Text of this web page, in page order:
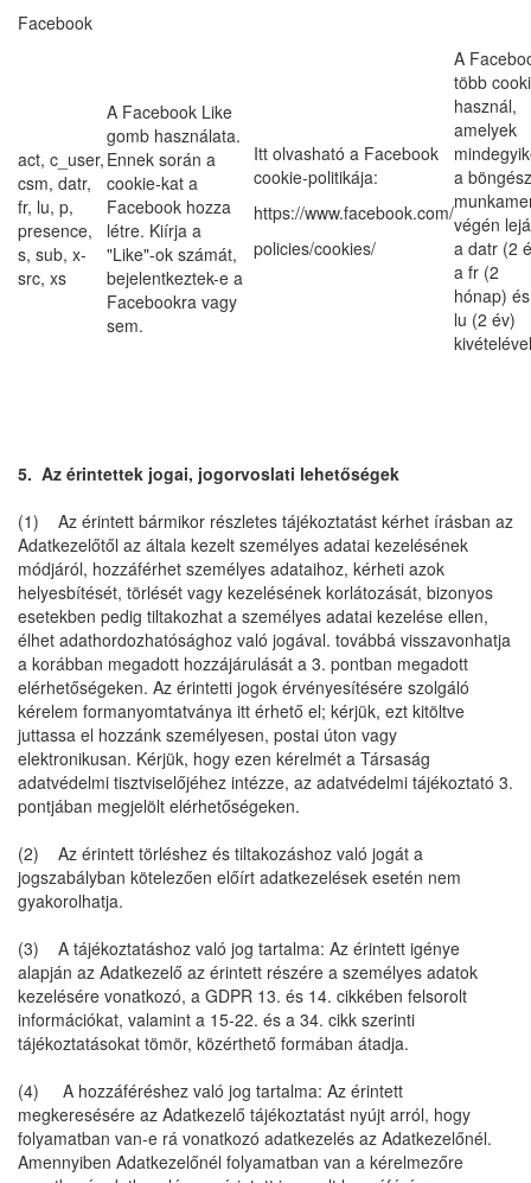
Facebook
act, c_user,
csm, datr,
fr, lu, p,
presence,
s, sub, x-
src, xs
A Facebook Like
gomb használata.
Ennek során a
cookie-kat a
Facebook hozza
létre. Kiírja a
"Like"-ok számát,
bejelentkeztek-e a
Facebookra vagy
sem.
Itt olvasható a Facebook
cookie-politikája:
https://www.facebook.com/
policies/cookies/
A
több
használ,
amelyek
a
végén
a datr (2
a fr (2
hónap)
lu (2 év)
5. Az érintettek jogai, jogorvoslati lehetőségek
(1) Az érintett bármikor részletes tájékoztatást kérhet írásban az
Adatkezelőtől az általa kezelt személyes adatai kezelésének
módjáról, hozzáférhet személyes adataihoz, kérheti azok
helyesbítését, törlését vagy kezelésének korlátozását, bizonyos
esetekben pedig tiltakozhat a személyes adatai kezelése ellen,
élhet adathordozhatósághoz való jogával. továbbá visszavonhatja
a korábban megadott hozzájárulását a 3. pontban megadott
elérhetőségeken. Az érintetti jogok érvényesítésére szolgáló
kérelem formanyomtatványa itt érhető el; kérjük, ezt kitöltve
juttassa el hozzánk személyesen, postai úton vagy
elektronikusan. Kérjük, hogy ezen kérelmét a Társaság
adatvédelmi tisztviselőjéhez intézze, az adatvédelmi tájékoztató 3.
pontjában megjelölt elérhetőségeken.
(2) Az érintett törléshez és tiltakozáshoz való jogát a
jogszabályban kötelezően előírt adatkezelések esetén nem
gyakorolhatja.
(3) A tájékoztatáshoz való jog tartalma: Az érintett igénye
alapján az Adatkezelő az érintett részére a személyes adatok
kezelésére vonatkozó, a GDPR 13. és 14. cikkében felsorolt
információkat, valamint a 15-22. és a 34. cikk szerinti
tájékoztatásokat tömör, közérthető formában átadja.
(4) A hozzáféréshez való jog tartalma: Az érintett
megkeresésére az Adatkezelő tájékoztatást nyújt arról, hogy
folyamatban van-e rá vonatkozó adatkezelés az Adatkezelőnél.
Amennyiben Adatkezelőnél folyamatban van a kérelmezőre